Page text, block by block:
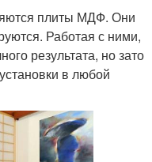
плиты МДФ. Они
Работая с ними,
результата, но зато
в любой